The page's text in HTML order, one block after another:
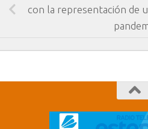
con la representación de